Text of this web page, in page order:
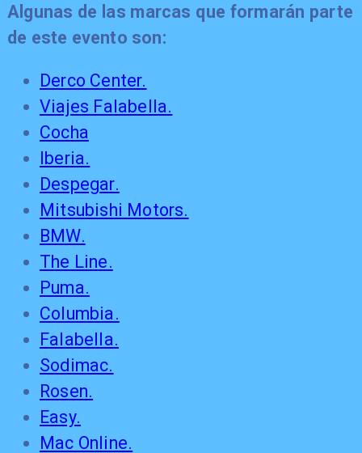
Algunas de las marcas que formarán parte
de este evento son:
Derco Center.
Viajes Falabella.
Cocha
Iberia.
Despegar.
Mitsubishi Motors.
BMW.
The Line.
Puma.
Columbia.
Falabella.
Sodimac.
Rosen.
Easy.
Mac Online.